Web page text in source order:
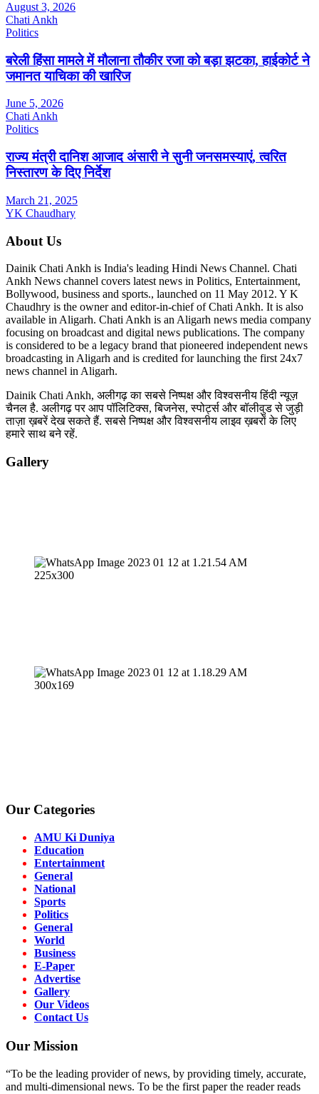
August 3, 2026
Chati Ankh
Politics
बरेली हिंसा मामले में मौलाना तौकीर रजा को बड़ा झटका, हाईकोर्ट ने
जमानत याचिका की खारिज
June 5, 2026
Chati Ankh
Politics
राज्य मंत्री दानिश आजाद अंसारी ने सुनी जनसमस्याएं, त्वरित
निस्तारण के दिए निर्देश
March 21, 2025
YK Chaudhary
About Us
Dainik Chati Ankh is India's leading Hindi News Channel. Chati
Ankh News channel covers latest news in Politics, Entertainment,
Bollywood, business and sports., launched on 11 May 2012. Y K
Chaudhry is the owner and editor-in-chief of Chati Ankh. It is also
available in Aligarh. Chati Ankh is an Aligarh news media company
focusing on broadcast and digital news publications. The company
is considered to be a legacy brand that pioneered independent news
broadcasting in Aligarh and is credited for launching the first 24x7
news channel in Aligarh.
Dainik Chati Ankh, अलीगढ़ का सबसे निष्पक्ष और विश्वसनीय हिंदी न्यूज़
चैनल है. अलीगढ़ पर आप पॉलिटिक्स, बिजनेस, स्पोर्ट्स और बॉलीवुड से जुड़ी
ताज़ा ख़बरें देख सकते हैं. सबसे निष्पक्ष और विश्वसनीय लाइव ख़बरों के लिए
हमारे साथ बने रहें.
Gallery
Our Categories
AMU Ki Duniya
Education
Entertainment
General
National
Sports
Politics
General
World
Business
E-Paper
Advertise
Gallery
Our Videos
Contact Us
Our Mission
“To be the leading provider of news, by providing timely, accurate,
and multi-dimensional news. To be the first paper the reader reads